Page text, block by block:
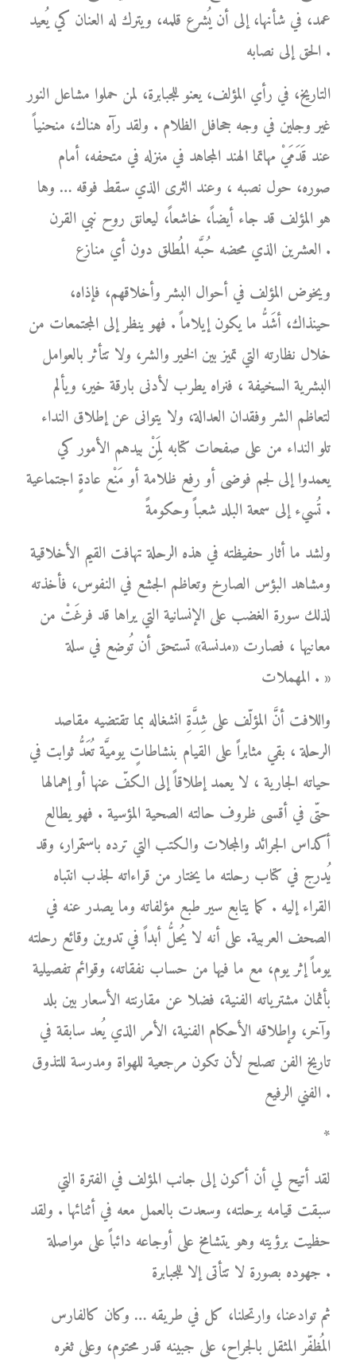
عمد، في شأنها، إلى أن يُشرع قلمه، ويترك له العنان كي يُعيد
الحق إلى نصابه .
التاريخ، في رأي المؤلف، يعنو للجبابرة، لمن حملوا مشاعل النور
غير وجلين في وجه جحافل الظلام . ولقد رآه هناك، منحنياً
عند قَدَمَيْ مهاتما الهند المجاهد في منزله في متحفه، أمام
صوره، حول نصبه ، وعند الثرى الذي سقط فوقه … وها
هو المؤلف قد جاء أيضاً، خاشعاً، ليعانق روح نبي القرن
العشرين الذي محضه حُبَّه المُطلق دون أي منازع .
ويخوض المؤلف في أحوال البشر وأخلاقهم، فإذاه،
حينذاك، أشَدُّ ما يكون إيلاماً . فهو ينظر إلى المجتمعات من
خلال نظارته التي تميز بين الخير والشر، ولا تتأثر بالعوامل
البشرية السخيفة ، فنراه يطرب لأدنى بارقة خير، ويألم
لتعاظم الشر وفقدان العدالة، ولا يتوانى عن إطلاق النداء
تلو النداء من على صفحات كتابه لِمَنْ بيدهم الأمور كي
يعمدوا إلى لجم فوضى أو رفع ظلامة أو مَنْع عادةٍ اجتماعية
تُسيء إلى سمعة البلد شعباً وحكومةً .
ولشد ما أثار حفيظته في هذه الرحلة تهافت القيم الأخلاقية
ومشاهد البؤس الصارخ وتعاظم الجشع في النفوس، فأخذته
لذلك سورة الغضب على الإنسانية التي يراها قد فرغَتْ من
معانيها ، فصارت «مدنسة» تستحق أن تُوضع في سلة
المهملات . »
واللافت أنَّ المؤلّف على شِدَّةِ انشغاله بما تقتضيه مقاصد
الرحلة ، بقي مثابراً على القيام بنشاطاتٍ يوميَّة تُعَدُّ ثوابت في
حياته الجارية ، لا يعمد إطلاقاً إلى الكفّ عنها أو إهمالها
حتّى في أقسى ظروف حالته الصحية المؤسية . فهو يطالع
أكداس الجرائد والمجلات والكتب التي ترده باستمرار، وقد
يُدرج في كتاب رحلته ما يختار من قراءاته لجذب انتباه
القراء إليه . كما يتابع سير طبع مؤلفاته وما يصدر عنه في
الصحف العربية. على أنه لا يُحلُّ أبداً في تدوين وقائع رحلته
يوماً إثر يوم، مع ما فيها من حساب نفقاته، وقوائم تفصيلية
بأثمان مشترياته الفنية، فضلا عن مقارنته الأسعار بين بلد
وآخر، وإطلاقه الأحكام الفنية، الأمر الذي يُعد سابقة في
تاريخ الفن تصلح لأن تكون مرجعية للهواة ومدرسة للتذوق
الفني الرفيع .
*
لقد أتيح لي أن أكون إلى جانب المؤلف في الفترة التي
سبقت قيامه برحلته، وسعدت بالعمل معه في أثنائها . ولقد
حظيت برؤيته وهو يتشامخ على أوجاعه دائباً على مواصلة
جهوده بصورة لا تتأتى إلا للجبابرة .
ثم توادعنا، وارتحلنا، كل في طريقه … وكان كالفارس
المُظفّر المثقل بالجراح، على جبينه قدر محتوم، وعلى ثغره